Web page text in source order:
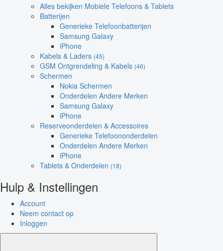
Alles bekijken Mobiele Telefoons & Tablets
Batterijen
Generieke Telefoonbatterijen
Samsung Galaxy
iPhone
Kabels & Laders (45)
GSM Ontgrendeling & Kabels (46)
Schermen
Nokia Schermen
Onderdelen Andere Merken
Samsung Galaxy
iPhone
Reserveonderdelen & Accessoires
Generieke Telefoononderdelen
Onderdelen Andere Merken
iPhone
Tablets & Onderdelen (18)
Hulp & Instellingen
Account
Neem contact op
Inloggen